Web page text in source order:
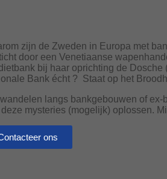
zijn de Zweden in Europa met
door een Venetiaanse
bij haar oprichting de
Bank écht ? Staat op het
langs bankgebouwen of
deze mysteries (mogelijk) oplossen.
ons